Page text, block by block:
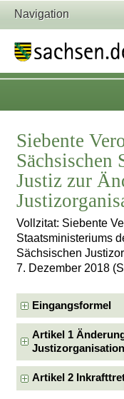
Navigation
Siebente
Sächsischen
Justiz zur
Vollzitat: Siebente
Staatsministeriums
Sächsischen
7. Dezember 2018
Eingangsformel
Artikel 1
Artikel 2